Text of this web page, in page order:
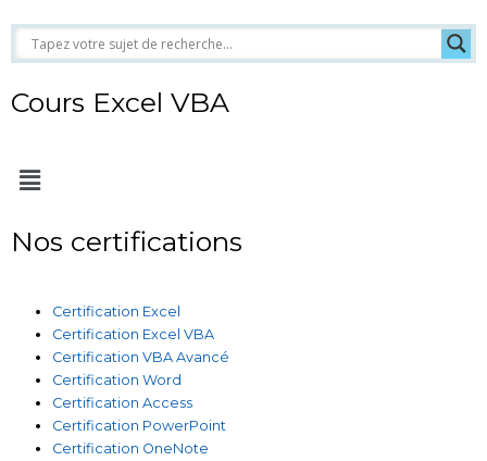
Cours Excel VBA
Menu
Nos certifications
Certification Excel
Certification Excel VBA
Certification VBA Avancé
Certification Word
Certification Access
Certification PowerPoint
Certification OneNote